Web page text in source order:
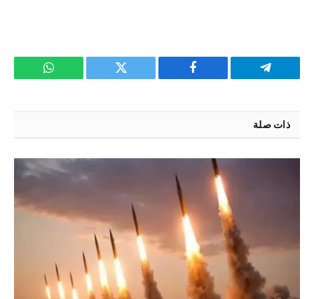
تيلقرام فيسبوك تويتر واتساب
ذات صلة